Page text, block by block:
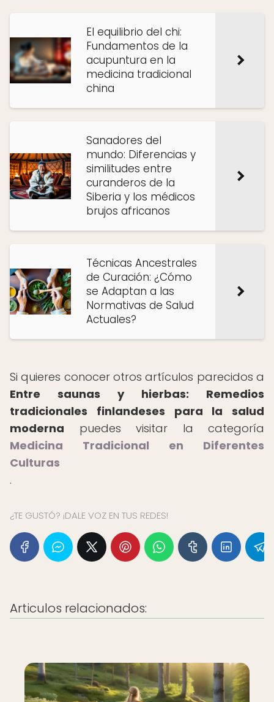
El equilibrio del chi:
Fundamentos de la
acupuntura en la
medicina tradicional
china
Sanadores del
mundo: Diferencias y
similitudes entre
curanderos de la
Siberia y los médicos
brujos africanos
Técnicas Ancestrales
de Curación: ¿Cómo
se Adaptan a las
Normativas de Salud
Actuales?
Si quieres conocer otros artículos parecidos a
Entre saunas y hierbas: Remedios
tradicionales finlandeses para la salud
moderna puedes visitar la categoría
Medicina Tradicional en Diferentes
Culturas
.
¿TE GUSTÓ? ¡DALE VOZ EN TUS REDES!
Articulos relacionados: